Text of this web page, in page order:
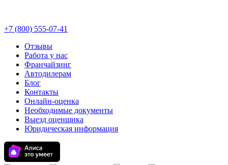
+7 (800) 555-07-41
Отзывы
Работа у нас
Франчайзинг
Автодилерам
Блог
Контакты
Онлайн-оценка
Необходимые документы
Выезд оценщика
Юридическая информация